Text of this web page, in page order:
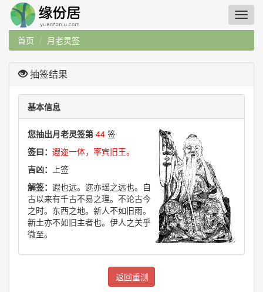
首页 月老灵签
抽签结果
基本信息
您抽出月老灵签第 44 签
签曰： 遐迩一体，率宾旧王。
吉凶：
上签
解签： 遐也远。迩亦瑶之远也。自
古以来有千古不易之理。不论古今
之时。东西之地。新人不如旧雨。
新土亦不如旧主者也。伊人之关乎
微至。
返回重测